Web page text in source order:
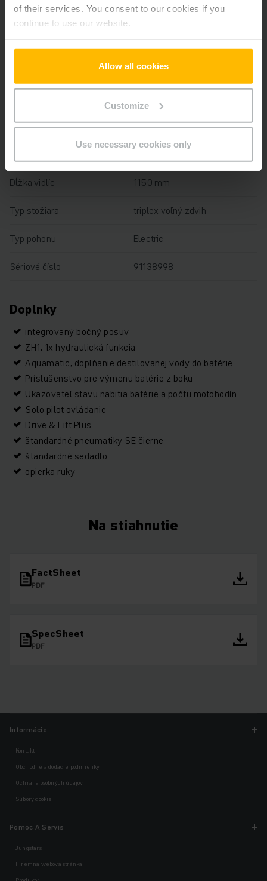
of their services. You consent to our cookies if you
continue to use our website.
Allow all cookies
Customize
Use necessary cookies only
Battery Refurbishment Year 2025
9020 mm
Prevádzkové hodiny 5311 h
Dĺžka vidlíc 1150 mm
Typ stožiara triplex voľný zdvih
Typ pohonu Electric
Sériové číslo 91138998
Doplnky
integrovaný bočný posuv
ZH1, 1x hydraulická funkcia
Aquamatic, doplňanie destilovanej vody do batérie
Príslušenstvo pre výmenu batérie z boku
Ukazovateľ stavu nabitia batérie a počtu motohodín
Solo pilot ovládanie
Drive & Lift Plus
štandardné pneumatiky SE čierne
štandardné sedadlo
opierka ruky
Na stiahnutie
FactSheet
PDF
SpecSheet
PDF
Informácie
Kontakt
Obchodné a dodacie podmienky
Ochrana osobných údajov
Súbory cookie
Pomoc A Servis
Jungstars
Firemná webová stránka